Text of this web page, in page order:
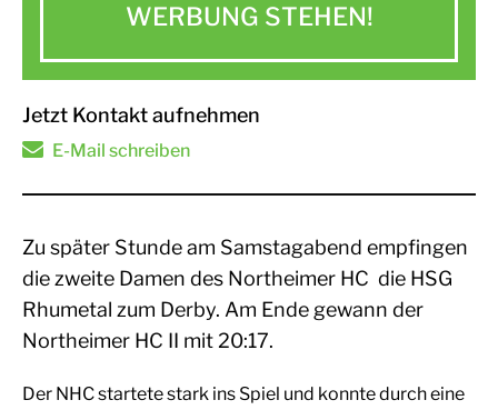
WERBUNG STEHEN!
Jetzt Kontakt aufnehmen
E-Mail schreiben
Zu später Stunde am Samstagabend empfingen
die zweite Damen des Northeimer HC die HSG
Rhumetal zum Derby. Am Ende gewann der
Northeimer HC II mit 20:17.
Der NHC startete stark ins Spiel und konnte durch eine